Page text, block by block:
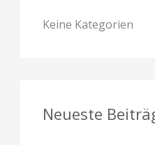
n
Keine Kategorien
Neueste